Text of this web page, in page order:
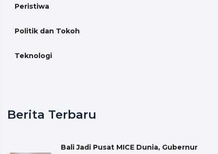
Peristiwa
Politik dan Tokoh
Teknologi
Berita Terbaru
Bali Jadi Pusat MICE Dunia, Gubernur